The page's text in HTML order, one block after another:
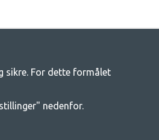
når det gjelder kvalitet og
sikre. For dette formålet
nedenfor.